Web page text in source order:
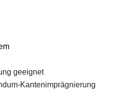
geeignet
Kantenimprägnierung